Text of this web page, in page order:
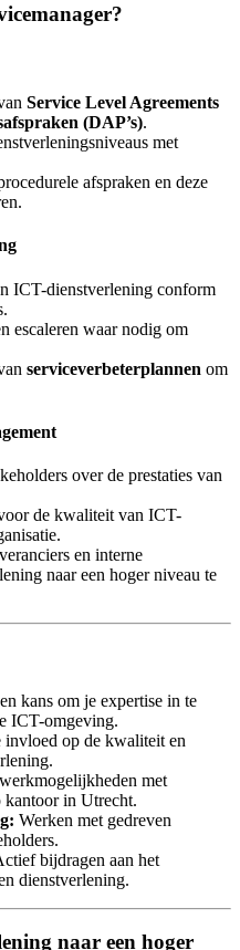
Service Level Agreements
(DAP’s).
met
afspraken en deze
ICT-dienstverlening conform
escaleren waar nodig om
serviceverbeterplannen om
over de prestaties van
de kwaliteit van ICT-
en interne
naar een hoger niveau te
kans om je expertise in te
ICT-omgeving.
invloed op de kwaliteit en
met
kantoor in Utrecht.
Werken met gedreven
bijdragen aan het
dienstverlening.
naar een hoger